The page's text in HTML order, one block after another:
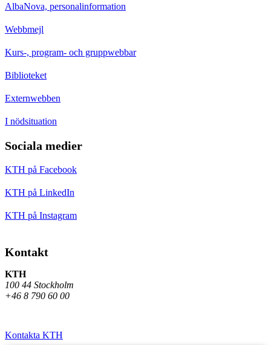
AlbaNova, personalinformation
Webbmejl
Kurs-, program- och gruppwebbar
Biblioteket
Externwebben
I nödsituation
Sociala medier
KTH på Facebook
KTH på LinkedIn
KTH på Instagram
Kontakt
KTH
100 44 Stockholm
+46 8 790 60 00
Kontakta KTH